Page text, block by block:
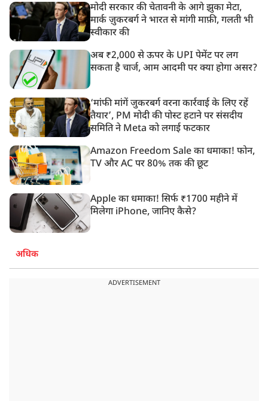
मोदी सरकार की चेतावनी के आगे झुका मेटा,
मार्क ज़ुकरबर्ग ने भारत से मांगी माफ़ी, गलती भी
स्वीकार की
अब ₹2,000 से ऊपर के UPI पेमेंट पर लग
सकता है चार्ज, आम आदमी पर क्या होगा असर?
‘मांफी मांगें जुकरबर्ग वरना कार्रवाई के लिए रहें
तैयार’, PM मोदी की पोस्ट हटाने पर संसदीय
समिति ने Meta को लगाई फटकार
Amazon Freedom Sale का धमाका! फोन,
TV और AC पर 80% तक की छूट
Apple का धमाका! सिर्फ ₹1700 महीने में
मिलेगा iPhone, जानिए कैसे?
अधिक
ADVERTISEMENT